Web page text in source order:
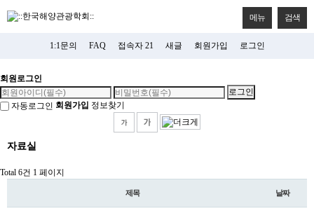
메뉴 검색
1:1문의 FAQ 접속자 21 새글 회원가입 로그인
회원로그인
자동로그인 회원가입 정보찾기
자료실
Total 6건 1 페이지
제목 날짜